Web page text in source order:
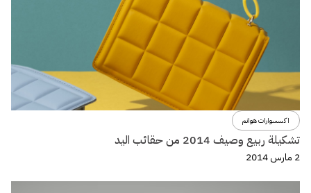
اكسسوارات هوانم
تشكيلة ربيع وصيف 2014 من حقائب اليد
2 مارس 2014